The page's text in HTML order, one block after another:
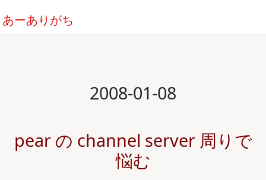
あーありがち
2008-01-08
pear の channel server 周りで
悩む